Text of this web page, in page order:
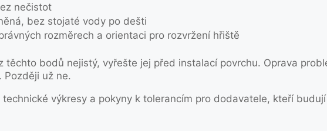
nečistot
bez stojaté vody po dešti
rozměrech a orientaci pro rozvržení hřiště
těchto bodů nejistý, vyřešte jej před instalací povrchu. Oprava
Později už ne.
technické výkresy a pokyny k tolerancím pro dodavatele, kteří